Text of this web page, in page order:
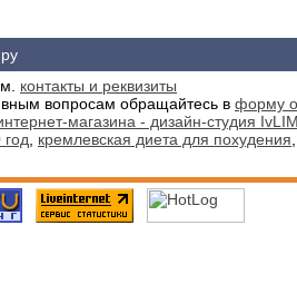
контакты и реквизиты
вопросам обращайтесь в форму
магазина - дизайн-студия
кремлевская диета для похудения